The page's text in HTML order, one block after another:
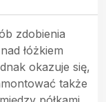
zdobienia
łóżkiem
okazuje się,
także